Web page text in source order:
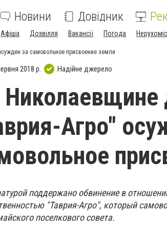
Новини Довідник
Афіша Дозвілля Вакансії Погода
за самовольное присвоение земли
2018 р. Надійне джерело
Агро"
поддержано обвинение в
"Таврия-Агро", который
поселкового совета.